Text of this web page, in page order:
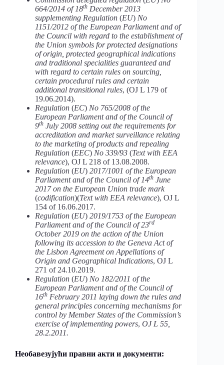
664/2014 of 18th December 2013
supplementing Regulation (EU) No
1151/2012 of the European Parliament and of
the Council with regard to the establishment of
the Union symbols for protected designations
of origin, protected geographical indications
and traditional specialities guaranteed and
with regard to certain rules on sourcing,
certain procedural rules and certain
additional transitional rules, (OJ L 179 of
19.06.2014).
Regulation (EC) No 765/2008 of the
European Parliament and of the Council of
9th July 2008 setting out the requirements for
accreditation and market surveillance relating
to the marketing of products and repealing
Regulation (EEC) No 339/93 (Text with EEA
relevance), OJ L 218 of 13.08.2008.
Regulation (EU) 2017/1001 of the European
Parliament and of the Council of 14th June
2017 on the European Union trade mark
(codification)(Text with EEA relevance), OJ L
154 of 16.06.2017.
Regulation (EU) 2019/1753 of the European
Parliament and of the Council of 23rd
October 2019 on the action of the Union
following its accession to the Geneva Act of
the Lisbon Agreement on Appellations of
Origin and Geographical Indications, OJ L
271 of 24.10.2019.
Regulation (EU) No 182/2011 of the
European Parliament and of the Council of
16th February 2011 laying down the rules and
general principles concerning mechanisms for
control by Member States of the Commission’s
exercise of implementing powers, OJ L 55,
28.2.2011.
Необавезујући правни акти и документи: